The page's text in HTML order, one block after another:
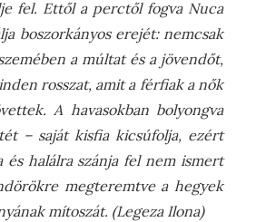
fel. Ettől a perctől fogva Nuca
boszorkányos erejét: nemcsak
a múltat és a jövendőt,
rosszat, amit a férfiak a nők
A havasokban bolyongva
– saját kisfia kicsúfolja, ezért
és halálra szánja fel nem ismert
megteremtve a hegyek
mítoszát. (Legeza Ilona)